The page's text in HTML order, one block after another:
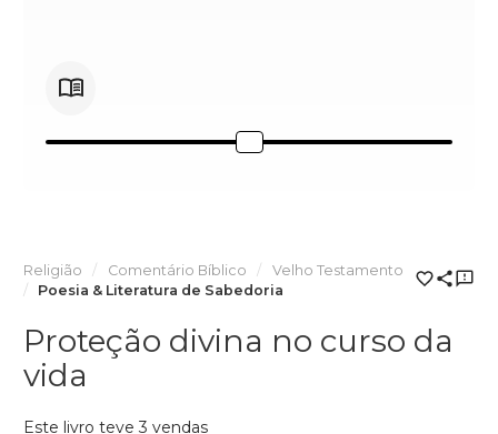
Religião Comentário Bíblico
Velho Testamento
Poesia & Literatura de Sabedoria
Proteção divina no curso da
vida
Este livro teve 3 vendas